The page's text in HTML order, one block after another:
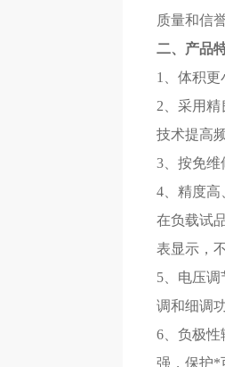
质量和信
二、产品
1、体积
2、采用
技术提高
3、按免维
4、精度高
在负载试
表显示，
5、电压
调和细调
6、负极
强，保护*